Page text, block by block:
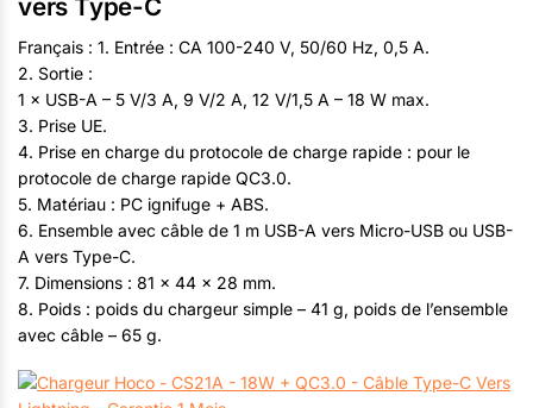
vers Type-C
Français : 1. Entrée : CA 100-240 V, 50/60 Hz, 0,5 A.
2. Sortie :
1 × USB-A – 5 V/3 A, 9 V/2 A, 12 V/1,5 A – 18 W max.
3. Prise UE.
4. Prise en charge du protocole de charge rapide : pour le
protocole de charge rapide QC3.0.
5. Matériau : PC ignifuge + ABS.
6. Ensemble avec câble de 1 m USB-A vers Micro-USB ou USB-
A vers Type-C.
7. Dimensions : 81 × 44 × 28 mm.
8. Poids : poids du chargeur simple – 41 g, poids de l’ensemble
avec câble – 65 g.